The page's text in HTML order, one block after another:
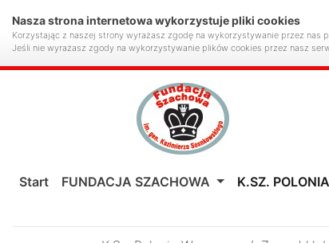
Nasza strona internetowa wykorzystuje pliki cookies
Korzystając z naszej strony wyrażasz zgodę na wykorzystywanie przez nas
Jeśli nie wyrażasz zgody na wykorzystywanie plików cookies przez nasz
Start FUNDACJA SZACHOWA K.SZ.